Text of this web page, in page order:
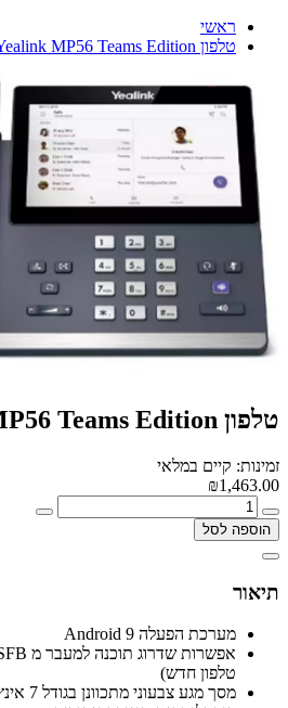
ראשי
טלפון Yealink MP56 Teams Edition
טלפון Yealink MP56 Teams Edition
זמינות: קיים במלאי
₪1,463.00
הוספה לסל
תיאור
מערכת הפעלה Android 9
טלפון חדש)